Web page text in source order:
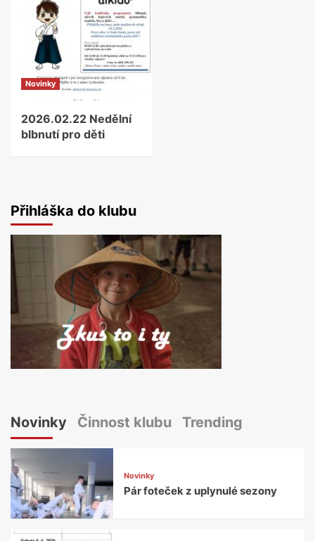
Novinky
2026.02.22 Nedělní
blbnutí pro děti
Přihláška do klubu
Novinky Činnost klubu Trending
Novinky
Pár foteček z uplynulé sezony